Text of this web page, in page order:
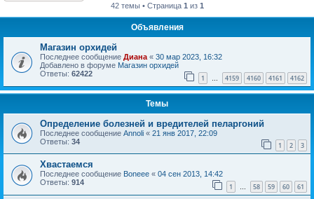
42 темы • Страница 1 из 1
Объявления
Магазин орхидей
Последнее сообщение Диана « 30 мар 2023, 16:32
Добавлено в форуме Магазин орхидей
Ответы: 62422 1 … 4159 4160 4161 4162
Темы
Определение болезней и вредителей пеларгоний
Последнее сообщение Annoli « 21 янв 2017, 22:09
Ответы: 34 1 2 3
Хвастаемся
Последнее сообщение Boneee « 04 сен 2013, 14:42
Ответы: 914 1 … 58 59 60 61